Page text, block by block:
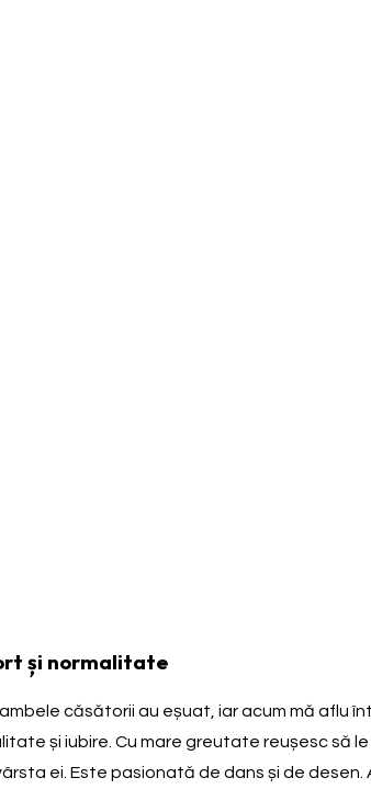
și normalitate
căsătorii au eșuat, iar acum mă aflu
și iubire. Cu mare greutate reușesc să
ei. Este pasionată de dans și de